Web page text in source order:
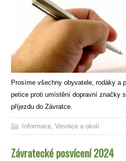
Prosíme všechny obyvatele, rodáky a
petice proti umístění dopravní značky
příjezdu do Závratce.
Informace ,Vesnice a okolí
Závratecké posvícení 2024